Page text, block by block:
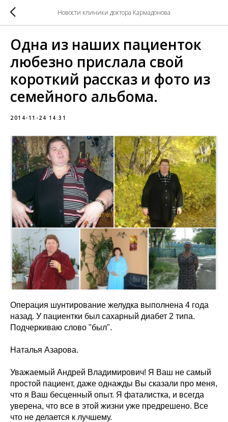
Новости клиники доктора Кармадонова
Одна из наших пациенток
любезно прислала свой
короткий рассказ и фото из
семейного альбома.
2014-11-24 14:31
Операция шунтирование желудка выполнена 4 года
назад. У пациентки был сахарный диабет 2 типа.
Подчеркиваю слово "был".
Наталья Азарова.
Уважаемый Андрей Владимирович! Я Ваш не самый
простой пациент, даже однажды Вы сказали про меня,
что я Ваш бесценный опыт. Я фаталистка, и всегда
уверена, что все в этой жизни уже предрешено. Все
что не делается к лучшему.